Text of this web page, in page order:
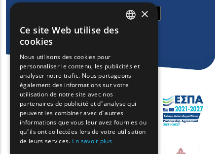
FRENCH
BULGARIAN
GERMAN
ROMANIAN
TURKISH
×
Ce site Web utilise des
cookies
Nous utilisons des cookies pour
personnaliser le contenu, les publicités et
analyser notre trafic. Nous partageons
également des informations sur votre
utilisation de notre site avec nos
partenaires de publicité et d"analyse qui
peuvent les combiner avec d"autres
informations que vous leur avez fournies ou
qu"ils ont collectées lors de votre utilisation
de leurs services. En savoir plus